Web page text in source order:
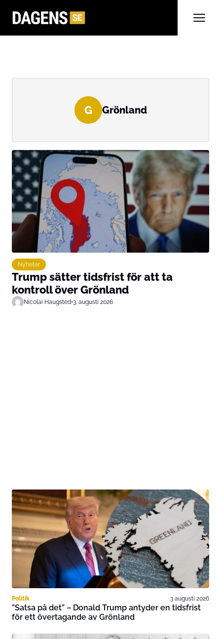
G Grönland
Nyheter
Trump sätter tidsfrist för att ta
kontroll över Grönland
Nicolai Haugsted•3. augusti 2026
Politik 3 augusti 2026
”Satsa på det” – Donald Trump antyder en tidsfrist
för ett övertagande av Grönland